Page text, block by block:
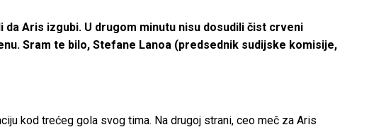
da Aris izgubi. U drugom minutu nisu dosudili čist crveni
Sram te bilo, Stefane Lanoa (predsednik sudijske komisije,
kod trećeg gola svog tima. Na drugoj strani, ceo meč za Aris